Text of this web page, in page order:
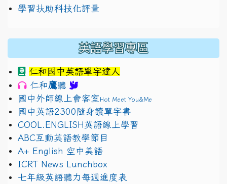
學習扶助科技化評量
英語學習專區
仁和國中英語單字達人
仁和鷹聽
國中外師線上會客室Hot Meet You&Me
國中英語2300隨身讀單字書
COOL.ENGLISH英語線上學習
ABC互動英語教學節目
A+ English 空中美語
ICRT News Lunchbox
七年級英語聽力每週進度表